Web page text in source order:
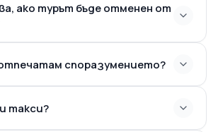
ако турът бъде отменен от
споразумението?
такси?